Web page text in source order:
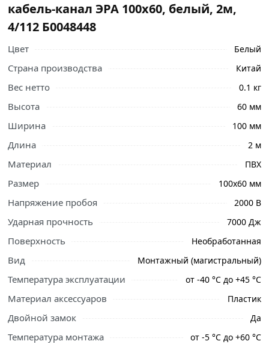
описанием и отзывами о товаре, чтобы сделать
правильный выбор и заказать онлайн. Наши
профессиональные менеджеры обработают заказ и
свяжутся с Вами для согласования условий доставки
или самовывоза.
Условия доставки и цены на товар Парапетный кабель-
канал ЭРА 100x60, белый, 2м, 4/112 Б0048448 из
категорииКабель - каналы и комплектующие
кабель-канал ЭРА 100x60, белый, 2м,
4/112 Б0048448
Цвет Белый
Страна производства Китай
Вес нетто 0.1 кг
Высота 60 мм
Ширина 100 мм
Длина 2 м
Материал ПВХ
Размер 100х60 мм
Напряжение пробоя 2000 В
Ударная прочность 7000 Дж
Поверхность Необработанная
Вид Монтажный (магистральный)
Температура эксплуатации от -40 °С до +45 °С
Материал аксессуаров Пластик
Двойной замок Да
Температура монтажа от -5 °С до +60 °С